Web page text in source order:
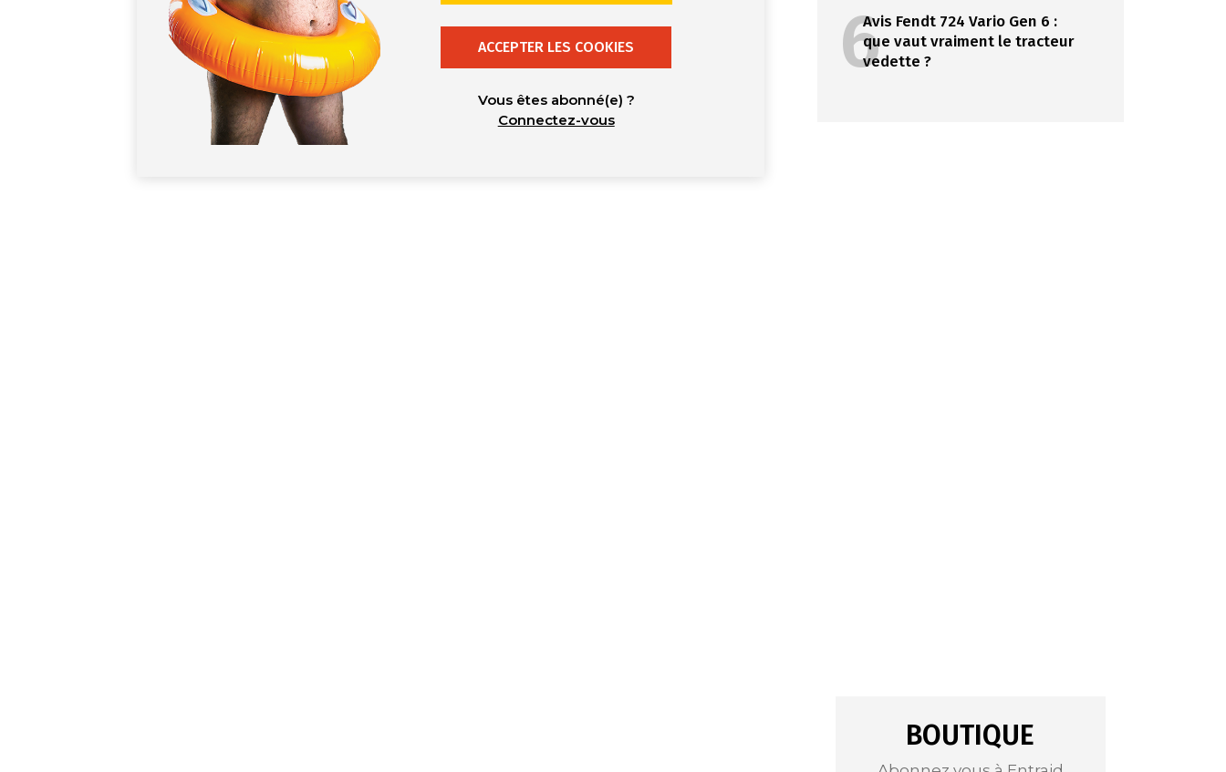
ACCEPTER LES COOKIES
Vous êtes abonné(e) ?
Connectez-vous
6Avis Fendt 724 Vario Gen 6 :
que vaut vraiment le tracteur
vedette ?
BOUTIQUE